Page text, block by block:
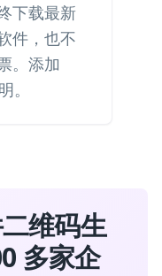
下载最新
件，也不
。添加
。
维码生
多家企